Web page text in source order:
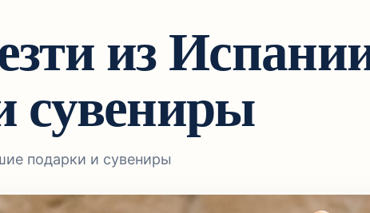
из
сувениры
подарки и сувениры